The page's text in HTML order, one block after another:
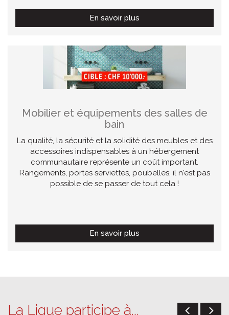
En savoir plus
Mobilier et équipements des salles de
bain
La qualité, la sécurité et la solidité des meubles et des
accessoires indispensables à un hébergement
communautaire représente un coût important.
Rangements, portes serviettes, poubelles, il n'est pas
possible de se passer de tout cela !
En savoir plus
La Ligue participe à...